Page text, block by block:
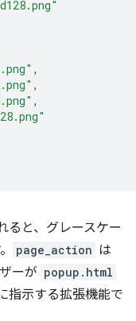
,
,
,
ると、グレースケー
page_action は
ーが popup.html
指示する拡張機能で